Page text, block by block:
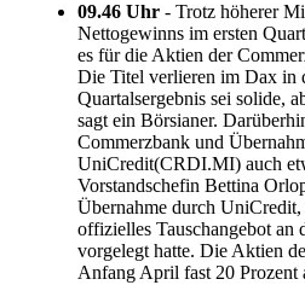
09.46 Uhr - Trotz höherer
Nettogewinns im ersten
es für die Aktien der
Die Titel verlieren im Dax in
Quartalsergebnis sei solide,
sagt ein Börsianer.
Commerzbank und
UniCredit(CRDI.MI) auch
Vorstandschefin Bettina
Übernahme durch
offizielles Tauschangebot
vorgelegt hatte. Die Aktien
Anfang April fast 20 Prozent